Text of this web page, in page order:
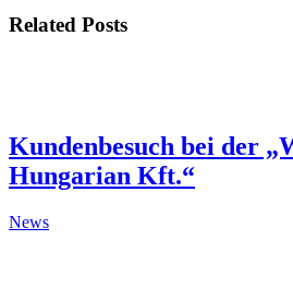
Related Posts
Kundenbesuch bei der
Hungarian Kft.“
News